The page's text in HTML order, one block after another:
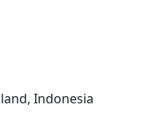
Indonesia